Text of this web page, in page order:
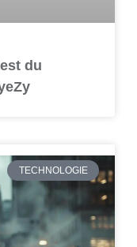
du
TECHNOLOGIE